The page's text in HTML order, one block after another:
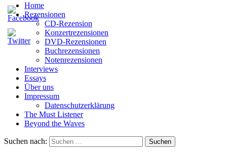
Home
Rezensionen
CD-Rezension
Konzertrezensionen
DVD-Rezensionen
Buchrezensionen
Notenrezensionen
Interviews
Essays
Über uns
Impressum
Datenschutzerklärung
The Must Listener
Beyond the Waves
Suchen nach: